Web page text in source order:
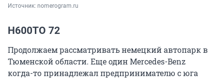
Источник: nomerogram.ru
Н600ТО 72
Продолжаем рассматривать немецкий автопарк в
Тюменской области. Еще один Mercedes-Benz
когда-то принадлежал предпринимателю с юга